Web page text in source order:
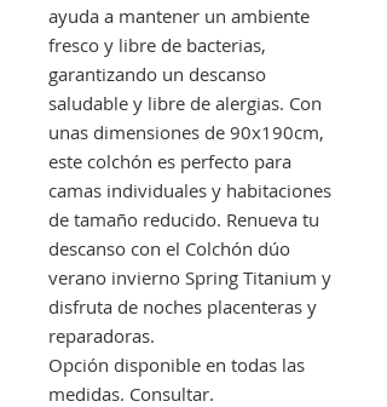
ayuda a mantener un ambiente
fresco y libre de bacterias,
garantizando un descanso
saludable y libre de alergias. Con
unas dimensiones de 90x190cm,
este colchón es perfecto para
camas individuales y habitaciones
de tamaño reducido. Renueva tu
descanso con el Colchón dúo
verano invierno Spring Titanium y
disfruta de noches placenteras y
reparadoras.
Opción disponible en todas las
medidas. Consultar.